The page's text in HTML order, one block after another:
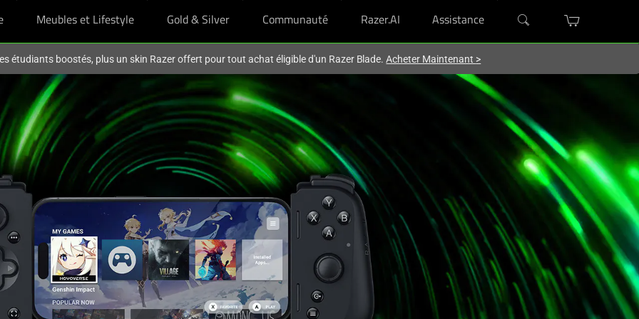
Meubles et Lifestyle Gold & Silver Communauté Razer.AI Assistance
étudiants boostés, plus un skin Razer offert pour tout achat éligible d'un Razer Blade.Acheter Maintenant >